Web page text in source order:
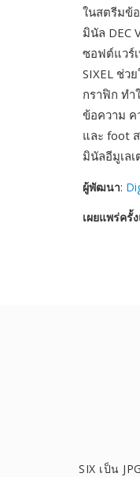
ในสตรีมข้
มินัล DEC
ซอฟต์แวร์
SIXEL ช่ว
กราฟิก ทำ
ข้อความ ค
และ foot
มินัลอีมูเลเ
ผู้พัฒนา:
เผยแพร่ครั้
SIX เป็น JPG